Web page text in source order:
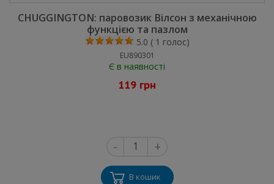
CHUGGINGTON: паровозик Вілсон з механічною
функцією та пазлом
5.0 ( 1 голос)
EU890301
Є в наявності
119 грн
- +
В кошик